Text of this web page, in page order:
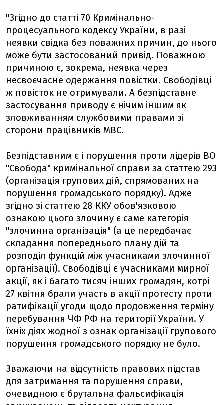
"Згідно до статті 70 Кримінально-
процесуального кодексу України, в разі
неявки свідка без поважних причин, до нього
може бути застосований привід. Поважною
причиною є, зокрема, неявка через
несвоєчасне одержання повістки. Свободівці
ж повісток не отримували. А безпідставне
застосування приводу є нічим іншим як
зловживанням службовими правами зі
сторони працівників МВС.
Безпідставним є і порушення проти лідерів ВО
"Свобода" кримінальної справи за статтею 293
(організація групових дій, спрямованих на
порушення громадського порядку). Адже
згідно зі статтею 28 ККУ обов'язковою
ознакою цього злочину є саме категорія
"злочинна організація" (а це передбачає
складання попереднього плану дій та
розподіл функцій між учасниками злочинної
організації). Свободівці є учасниками мирної
акції, як і багато тисяч інших громадян, котрі
27 квітня брали участь в акції протесту проти
ратифікації угоди щодо продовження терміну
перебування ЧФ РФ на території України. У
їхніх діях жодної з ознак організації групового
порушення громадського порядку не було.
Зважаючи на відсутність правових підстав
для затримання та порушення справи,
очевидною є брутальна фальсифікація